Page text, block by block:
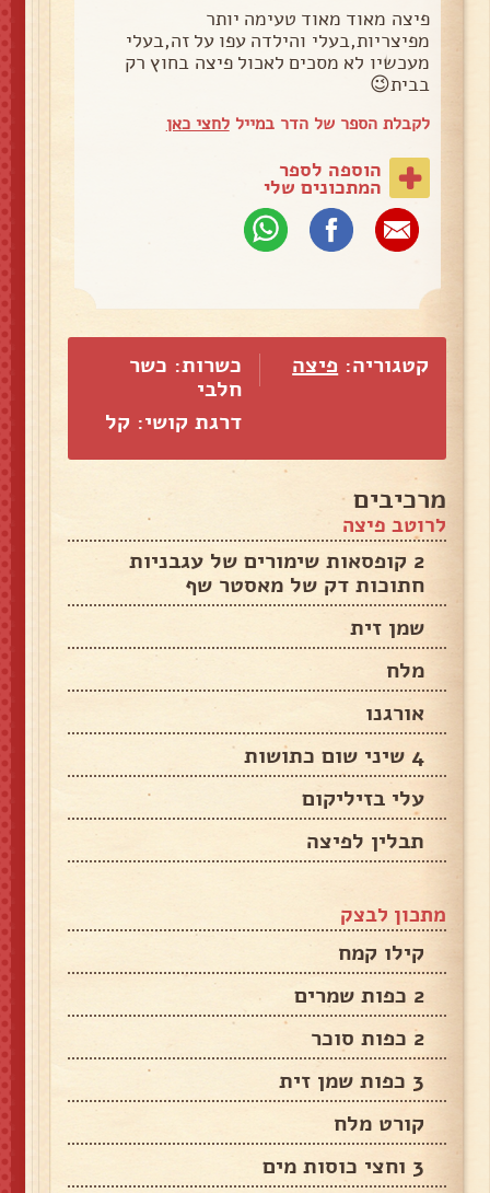
פיצה מאוד מאוד טעימה יותר
מפיצריות,בעלי והילדה עפו על זה,בעלי
מעכשיו לא מסכים לאכול פיצה בחוץ רק
בבית😉
לקבלת הספר של הדר במייללחצי כאן
הוספה לספר
המתכונים שלי
קטגוריה: פיצה
כשרות: כשר
חלבי
דרגת קושי: קל
מרכיבים
לרוטב פיצה
2 קופסאות שימורים של עגבניות
חתוכות דק של מאסטר שף
שמן זית
מלח
אורגנו
4 שיני שום כתושות
עלי בזיליקום
תבלין לפיצה
מתכון לבצק
קילו קמח
2 כפות שמרים
2 כפות סוכר
3 כפות שמן זית
קורט מלח
3 וחצי כוסות מים